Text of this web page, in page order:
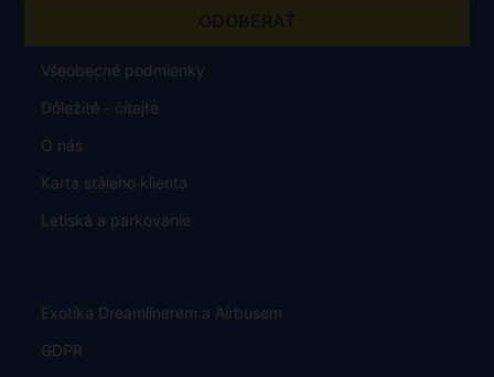
Všeobecné podmienky
Dôležité - čítajte
O nás
Karta stáleho klienta
Letiská a parkovanie
Exotika Dreamlinerem a Airbusem
GDPR